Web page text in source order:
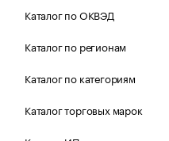
Каталог по ОКВЭД
Каталог по регионам
Каталог по категориям
Каталог торговых марок